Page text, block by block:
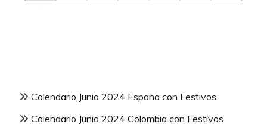
Calendario Junio 2024 España con Festivos
Calendario Junio 2024 Colombia con Festivos